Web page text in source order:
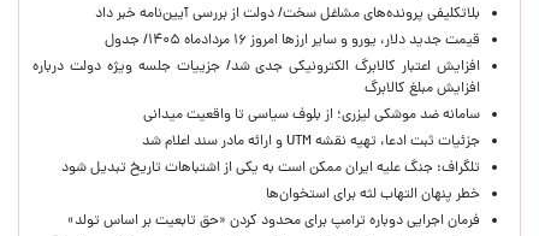
بلاتکلیفی پرونده‌های مشاغل سخت/ دولت از بررسی آیین‌نامه خبر داد
قیمت جدید دلار، یورو و سایر ارزها امروز ۱۶ مردادماه ۱۴۰۵/ جدول
افزایش اعتبار کالابرگ الکترونیکی جدی شد/ جزییات جلسه ویژه دولت درباره
افزایش مبلغ کالابرگ
سامانه ضد موشکی لیزری؛ از بلوف سیاسی تا واقعیت میدانی
جزئیات ثبت ادعا، تهیه نقشه UTM و ارائه مادر سند اعلام شد
تلگراف: جنگ علیه ایران ممکن است به یکی از اشتباهات تاریخ تبدیل شود
خطر پنهان التهاب لثه برای استخوان‌ها
فرمان اجرایی دوباره ترامپ برای محدود کردن «حق تابعیت بر اساس تولد»